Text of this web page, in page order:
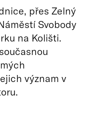
přes Zelný
Svobody
na Kolišti.
význam v